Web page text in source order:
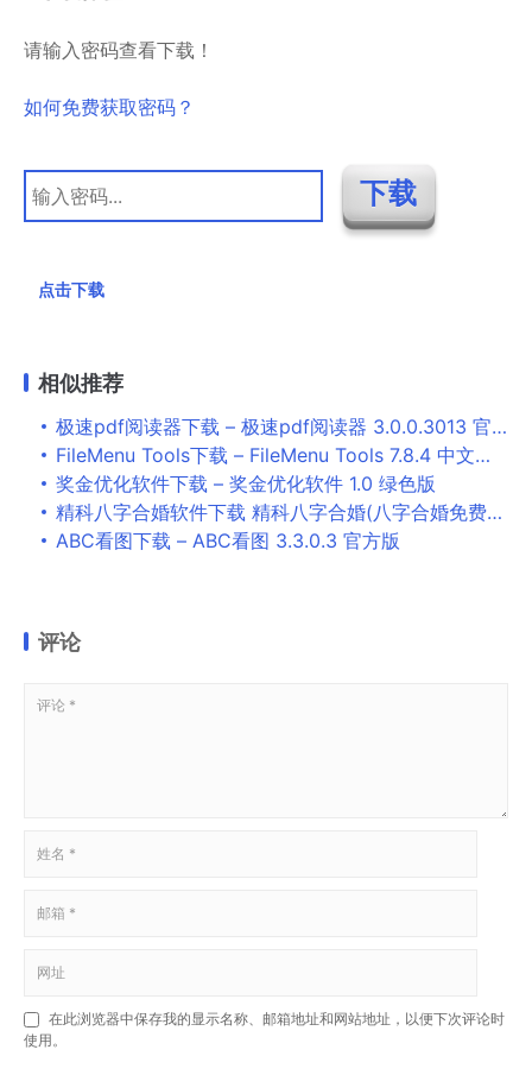
请输入密码查看下载！
如何免费获取密码？
点击下载
相似推荐
极速pdf阅读器下载 – 极速pdf阅读器 3.0.0.3013 官方版
FileMenu Tools下载 – FileMenu Tools 7.8.4 中文绿色便携版
奖金优化软件下载 – 奖金优化软件 1.0 绿色版
精科八字合婚软件下载 精科八字合婚(八字合婚免费测试) V1.3 免费安装版
ABC看图下载 – ABC看图 3.3.0.3 官方版
评论
在此浏览器中保存我的显示名称、邮箱地址和网站地址，以便下次评论时
使用。